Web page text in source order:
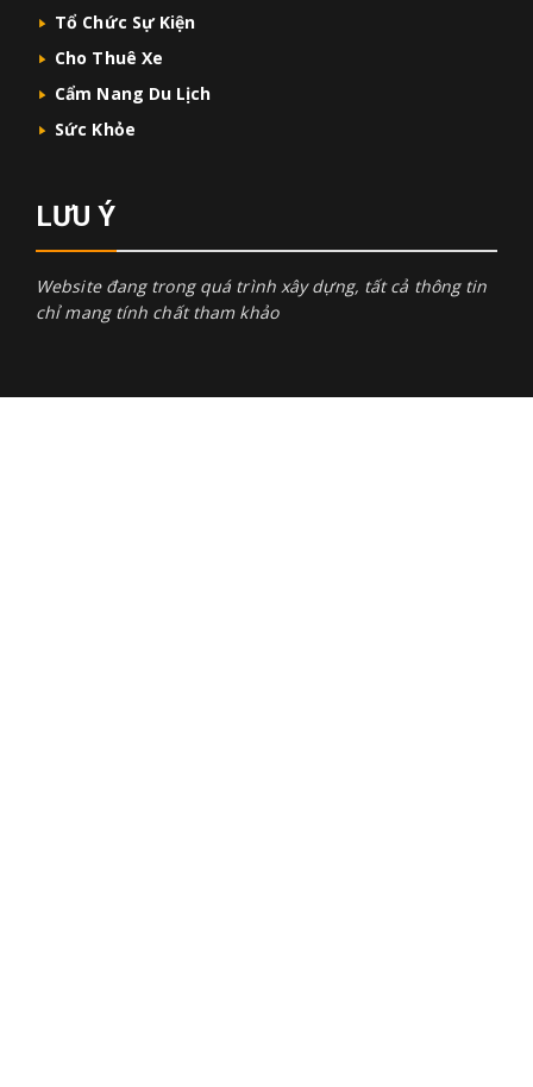
Tổ Chức Sự Kiện
Cho Thuê Xe
Cẩm Nang Du Lịch
Sức Khỏe
LƯU Ý
Website đang trong quá trình xây dựng, tất cả thông tin
chỉ mang tính chất tham khảo